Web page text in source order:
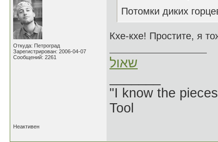
Откуда: Петроград
Зарегистрирован: 2006-04-07
Сообщений: 2261
Потомки диких
Кхе-кхе! Простите, я
שאול
"I know the
Tool
Неактивен